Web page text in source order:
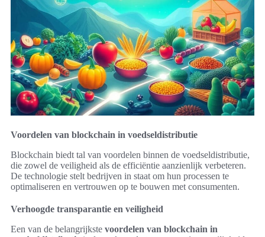
Voordelen van blockchain in voedseldistributie
Blockchain biedt tal van voordelen binnen de voedseldistributie,
die zowel de veiligheid als de efficiëntie aanzienlijk verbeteren.
De technologie stelt bedrijven in staat om hun processen te
optimaliseren en vertrouwen op te bouwen met consumenten.
Verhoogde transparantie en veiligheid
Een van de belangrijkste voordelen van blockchain in